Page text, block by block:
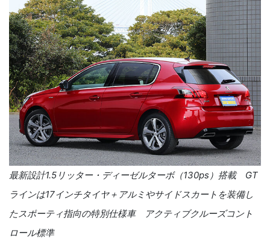
最新設計1.5 リッター・ディーゼルターボ（130ps ）搭載 GT
ラインは17インチタイヤ＋アルミやサイドスカートを装備し
たスポーティ指向の特別仕様車 アクティブクルーズコント
ロール標準